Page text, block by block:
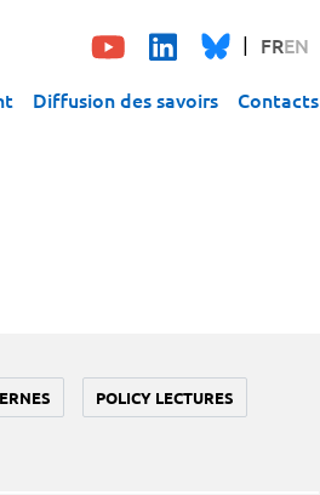
FREN
Diffusion des savoirs Contacts
POLICY LECTURES